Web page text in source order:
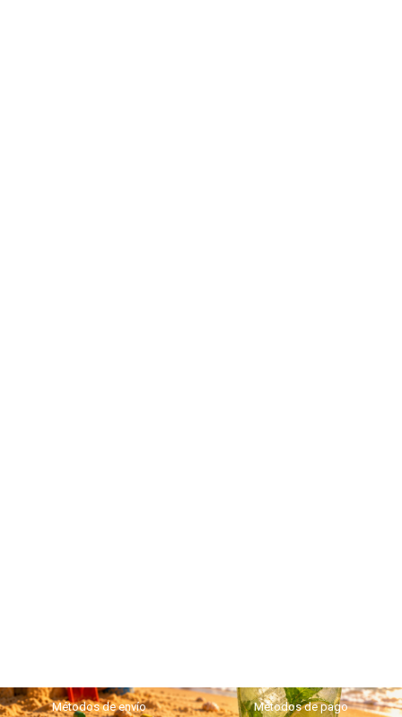
Métodos de envío Métodos de pago